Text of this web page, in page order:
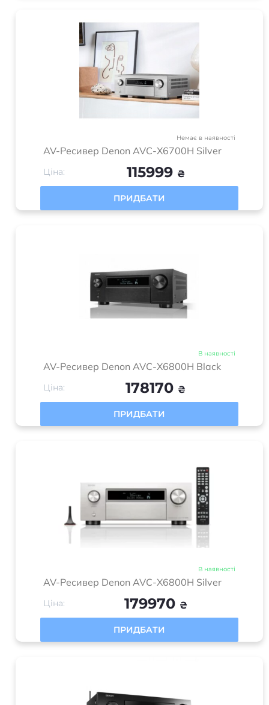
Немає в наявності
AV-Ресивер Denon AVC-X6700H Silver
Ціна: 115999 ₴
ПРИДБАТИ
В наявності
AV-Ресивер Denon AVC-X6800H Black
Ціна: 178170 ₴
ПРИДБАТИ
В наявності
AV-Ресивер Denon AVC-X6800H Silver
Ціна: 179970 ₴
ПРИДБАТИ